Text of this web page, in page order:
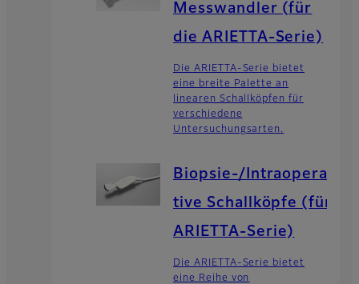
Messwandler (für
die ARIETTA-Serie)
Die ARIETTA-Serie bietet
eine breite Palette an
linearen Schallköpfen für
verschiedene
Untersuchungsarten.
Biopsie-/Intraopera
tive Schallköpfe (für
ARIETTA-Serie)
Die ARIETTA-Serie bietet
eine Reihe von